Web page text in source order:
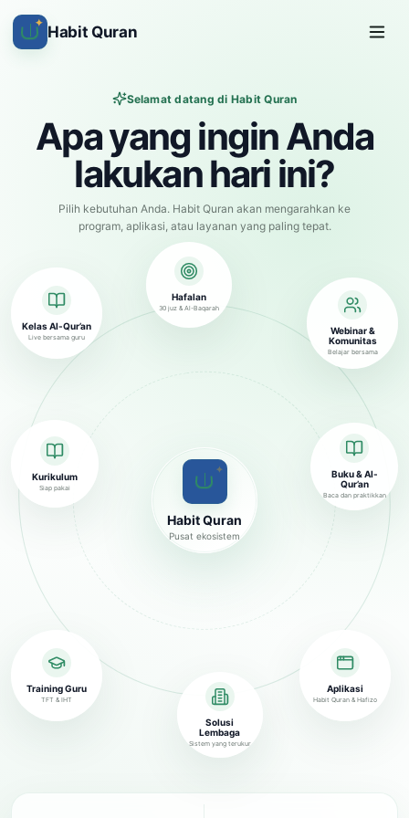
✦ Habit Quran
Selamat datang di Habit Quran
Apa yang ingin Anda
lakukan hari ini?
Pilih kebutuhan Anda. Habit Quran akan mengarahkan ke
program, aplikasi, atau layanan yang paling tepat.
✦
Habit Quran
Pusat ekosistem
Kelas Al-Qur’an
Live bersama guru
Hafalan
30 juz & Al-Baqarah
Buku & Al-
Qur’an
Baca dan praktikkan
Training Guru
TFT & IHT
Solusi
Lembaga
Sistem yang terukur
Kurikulum
Siap pakai
Aplikasi
Habit Quran & Hafizo
Webinar &
Komunitas
Belajar bersama